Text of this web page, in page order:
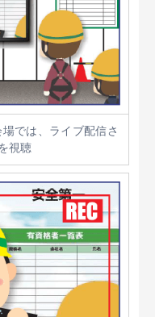
では、ライブ配信さ
視聴